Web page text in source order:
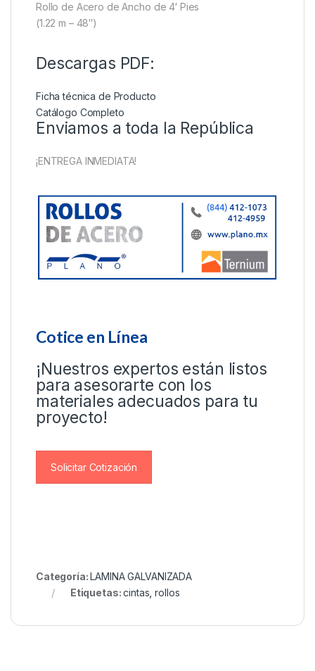
Rollo de Acero de Ancho de 4′ Pies
(1.22 m – 48″)
Descargas PDF:
Ficha técnica de Producto
Catálogo Completo
Enviamos a toda la República
¡ENTREGA INMEDIATA!
Cotice en Línea
¡Nuestros expertos están listos
para asesorarte con los
materiales adecuados para tu
proyecto!
Solicitar Cotización
Categoría:LAMINA GALVANIZADA
Etiquetas:cintas ,rollos